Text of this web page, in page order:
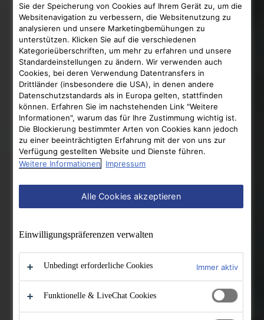
Sie der Speicherung von Cookies auf Ihrem Gerät zu, um die
Websitenavigation zu verbessern, die Websitenutzung zu
analysieren und unsere Marketingbemühungen zu
unterstützen. Klicken Sie auf die verschiedenen
Kategorieüberschriften, um mehr zu erfahren und unsere
Standardeinstellungen zu ändern. Wir verwenden auch
Cookies, bei deren Verwendung Datentransfers in
Drittländer (insbesondere die USA), in denen andere
Datenschutzstandards als in Europa gelten, stattfinden
können. Erfahren Sie im nachstehenden Link "Weitere
Informationen", warum das für Ihre Zustimmung wichtig ist.
Die Blockierung bestimmter Arten von Cookies kann jedoch
zu einer beeinträchtigten Erfahrung mit der von uns zur
Verfügung gestellten Website und Dienste führen.
Weitere Informationen
Impressum
Alle Cookies akzeptieren
Einwilligungs­präferenzen verwalten
Unbedingt erforderliche Cookies Immer aktiv
Funktionelle & LiveChat Cookies